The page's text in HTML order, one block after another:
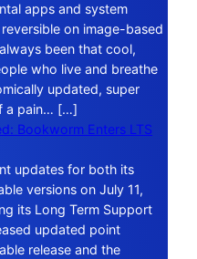
apps and system
on image-based
been that cool,
who live and breathe
updated, super
a pain… […]
Bookworm Enters LTS
updates for both its
versions on July 11,
its Long Term Support
updated point
release and the